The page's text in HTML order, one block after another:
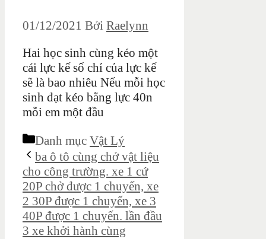
01/12/2021 Bởi Raelynn
Hai học sinh cùng kéo một
cái lực kế số chỉ của lực kế
sẽ là bao nhiêu Nếu mỗi học
sinh đạt kéo bằng lực 40n
mỗi em một đầu
Danh mục Vật Lý
ba ô tô cùng chở vật liệu
cho công trường. xe 1 cứ
20P chở được 1 chuyến, xe
2 30P được 1 chuyến, xe 3
40P được 1 chuyến. lần đầu
3 xe khởi hành cùng